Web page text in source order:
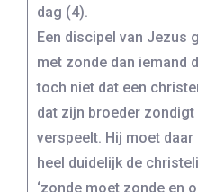
dag (4).
Een discipel van Jezus
met zonde dan iemand
toch niet dat een
dat zijn broeder zondigt
verspeelt. Hij moet
heel duidelijk de
‘zonde moet zonde en